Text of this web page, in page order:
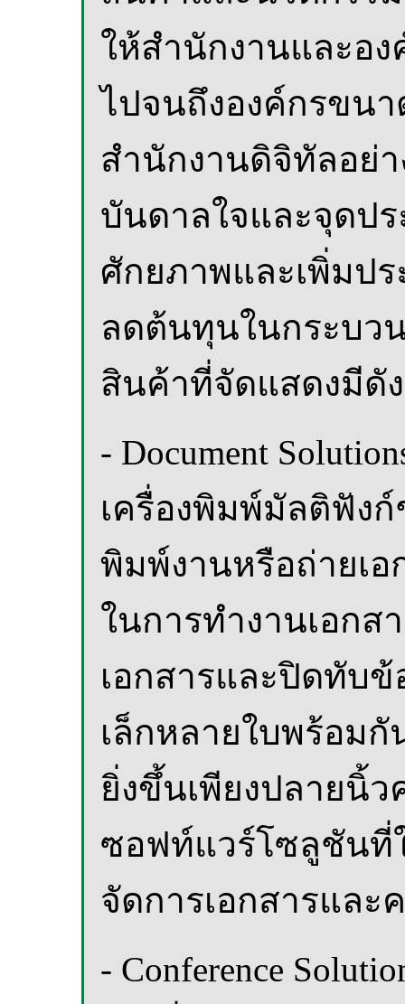
ให้สำนักงานและอ
ไปจนถึงองค์กรขน
สำนักงานดิจิทัลอย่า
บันดาลใจและจุดปร
ศักยภาพและเพิ่มป
ลดต้นทุนในกระบว
สินค้าที่จัดแสดงมีดั
- Document
เครื่องพิมพ์มัลติฟัง
พิมพ์งานหรือถ่ายเ
ในการทำงานเอกส
เอกสารและปิดทับ
เล็กหลายใบพร้อมกั
ยิ่งขึ้นเพียงปลายนิ้
ซอฟท์แวร์โซลูชันที่
จัดการเอกสารแล
- Conference